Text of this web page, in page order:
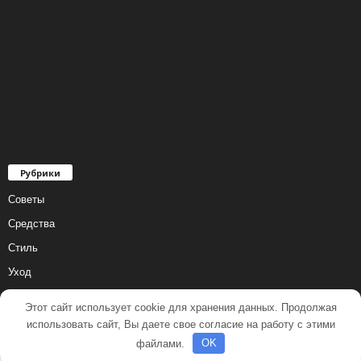
Рубрики
Советы
Средства
Стиль
Уход
© 2001 - 2018 Все права защищены
Этот сайт использует cookie для хранения данных. Продолжая
использовать сайт, Вы даете свое согласие на работу с этими
файлами.
OK